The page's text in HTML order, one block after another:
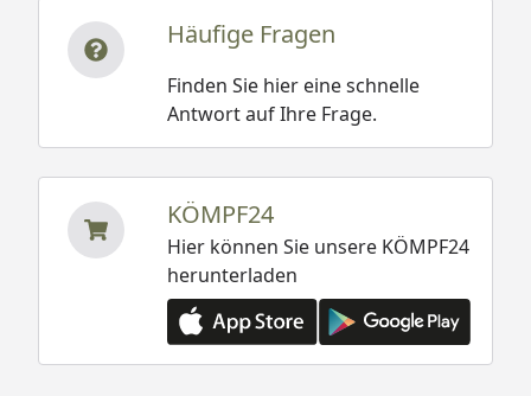
Häufige Fragen
Finden Sie hier eine schnelle
Antwort auf Ihre Frage.
KÖMPF24
Hier können Sie unsere KÖMPF24
herunterladen